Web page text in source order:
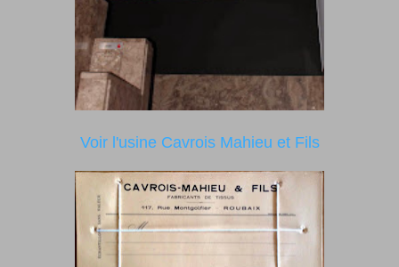
Voir l'usine Cavrois Mahieu et Fils